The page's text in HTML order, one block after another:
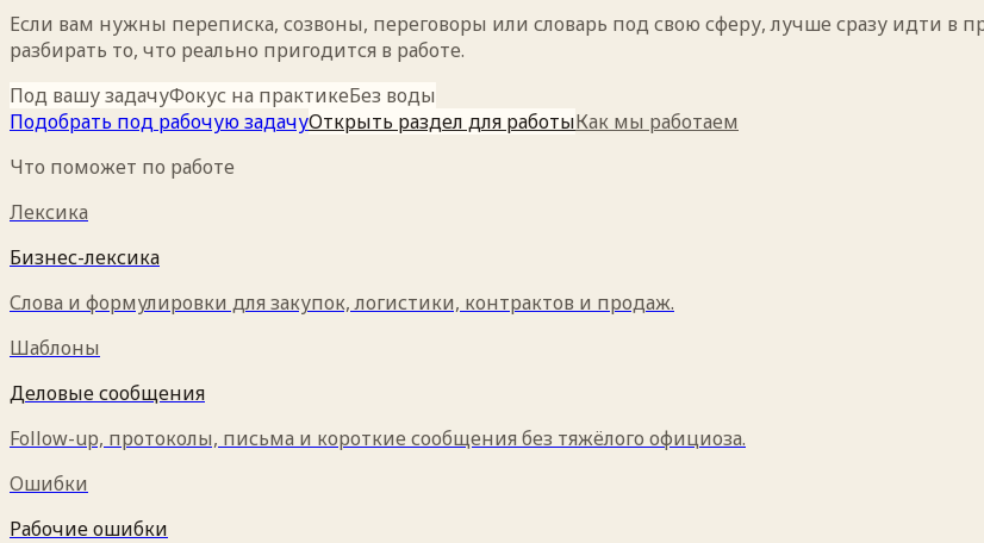
Если вам нужны переписка, созвоны, переговоры или словарь под свою сферу, лучше сразу идти в
разбирать то, что реально пригодится в работе.
Под вашу задачуФокус на практикеБез воды
Подобрать под рабочую задачуОткрыть раздел для работыКак мы работаем
Что поможет по работе
Лексика
Бизнес-лексика
Слова и формулировки для закупок, логистики, контрактов и продаж.
Шаблоны
Деловые сообщения
Follow-up, протоколы, письма и короткие сообщения без тяжёлого официоза.
Ошибки
Рабочие ошибки